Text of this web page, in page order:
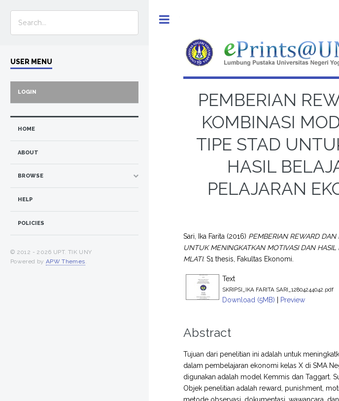
PEMBERIAN
KOMBINASI
TIPE STAD
HASIL
PELAJARAN
Sari, Ika Farita (2016) PEMBERIAN REWARD
UNTUK MENINGKATKAN MOTIVASI DAN HASIL
MLATI. S1 thesis, Fakultas Ekonomi.
Text
SKRIPSI_IKA FARITA SARI_12804244042.pdf
Download (5MB) | Preview
Abstract
Tujuan dari penelitian ini adalah untuk
dalam pembelajaran ekonomi kelas X di SMA
digunakan adalah model Kemmis dan Taggart.
Objek penelitian adalah reward, punishment,
USER MENU
LOGIN
HOME
ABOUT
BROWSE
HELP
POLICIES
© 2012 - 2026 UPT. TIK UNY
Powered by APW Themes